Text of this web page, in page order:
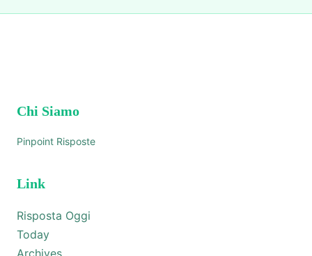
Chi Siamo
Pinpoint Risposte
Link
Risposta Oggi
Today
Archives